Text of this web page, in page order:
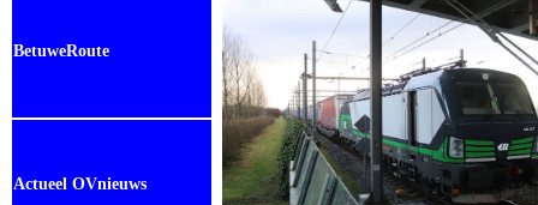
BetuweRoute
Actueel OVnieuws